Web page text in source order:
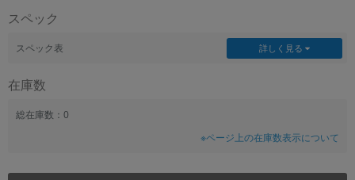
スペック
スペック表 詳しく見る
在庫数
総在庫数：0
※ページ上の在庫数表示について